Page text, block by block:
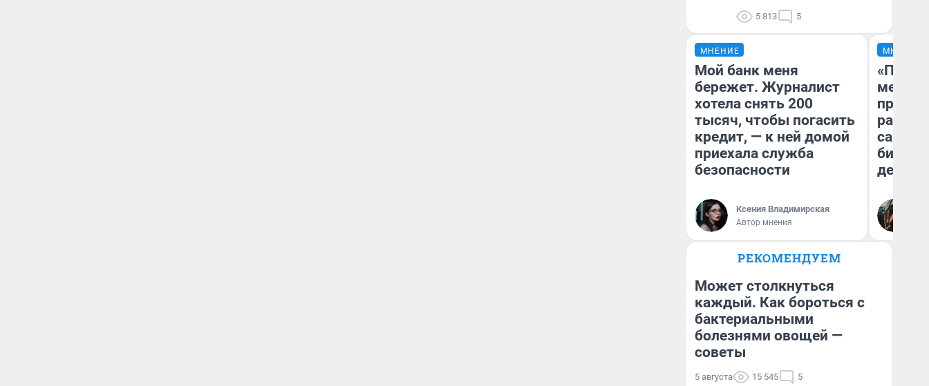
5 813 5
МНЕНИЕ
Мой банк меня
бережет. Журналист
хотела снять 200
тысяч, чтобы погасить
кредит, — к ней домой
приехала служба
безопасности
Ксения Владимирская
Автор мнения
МНЕНИЕ
самом
РЕКОМЕНДУЕМ
Может столкнуться
каждый. Как бороться с
бактериальными
болезнями овощей —
советы
5 августа 15 545 5